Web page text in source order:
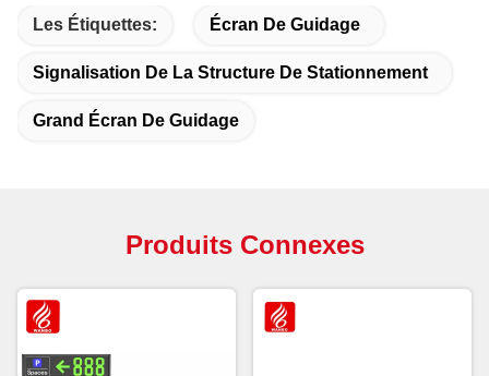
Les Étiquettes: Écran De Guidage
Signalisation De La Structure De Stationnement
Grand Écran De Guidage
Produits Connexes